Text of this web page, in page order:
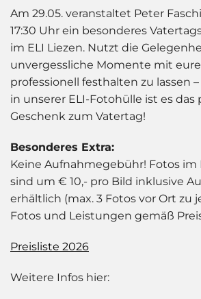
Am 29.05. veranstaltet Peter
17:30 Uhr ein besonderes
im ELI Liezen. Nutzt die
unvergessliche Momente mit
professionell festhalten zu lassen
in unserer ELI-Fotohülle ist es das
Geschenk zum Vatertag!
Besonderes Extra:
Keine Aufnahmegebühr! Fotos im
sind um € 10,- pro Bild inklusive
erhältlich (max. 3 Fotos vor Ort zu
Fotos und Leistungen gemäß
Preisliste 2026
Weitere Infos hier: